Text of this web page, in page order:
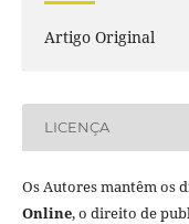
Artigo Original
LICENÇA
Os Autores mantêm os
Online, o direito de